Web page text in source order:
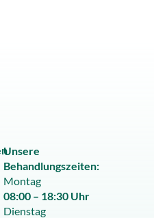
Unsere
Behandlungszeiten:
Montag
08:00 – 18:30 Uhr
Dienstag